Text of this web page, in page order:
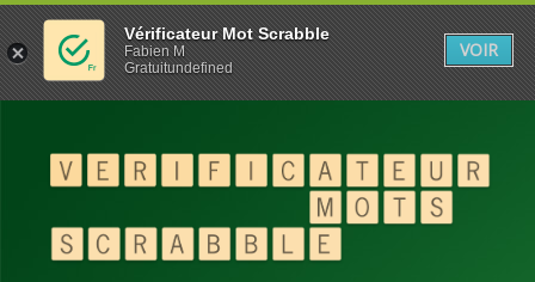
Vérificateur Mot Scrabble
Fabien M
Gratuitundefined
VOIR